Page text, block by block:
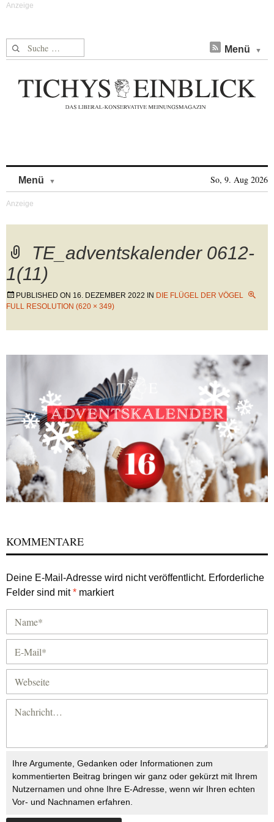
Suche nach: Menü
Menü So, 9. Aug 2026
TE_adventskalender 0612-
1(11)
PUBLISHED ON 16. DEZEMBER 2022 IN DIE FLÜGEL DER VÖGEL
FULL RESOLUTION (620 × 349)
KOMMENTARE
Deine E-Mail-Adresse wird nicht veröffentlicht. Erforderliche
Felder sind mit* markiert
Ihre Argumente, Gedanken oder Informationen zum
kommentierten Beitrag bringen wir ganz oder gekürzt mit Ihrem
Nutzernamen und ohne Ihre E-Adresse, wenn wir Ihren echten
Vor- und Nachnamen erfahren.